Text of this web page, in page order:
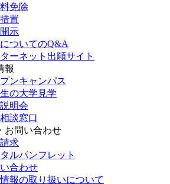
免除
置
示
ついてのQ&A
ーネット出願サイト
報
ンキャンパス
の大学見学
明会
談窓口
お問い合わせ
求
ルパンフレット
合わせ
報の取り扱いについて